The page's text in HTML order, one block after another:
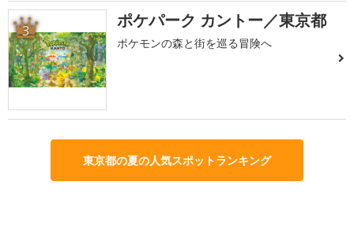
3 ポケパーク カントー／東京都
ポケモンの森と街を巡る冒険へ
東京都の夏の人気スポットランキング